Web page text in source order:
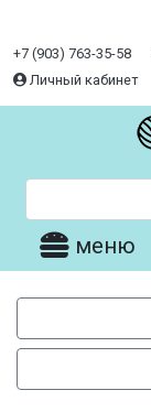
+7 (903) 763-35-58
Личный кабинет
меню